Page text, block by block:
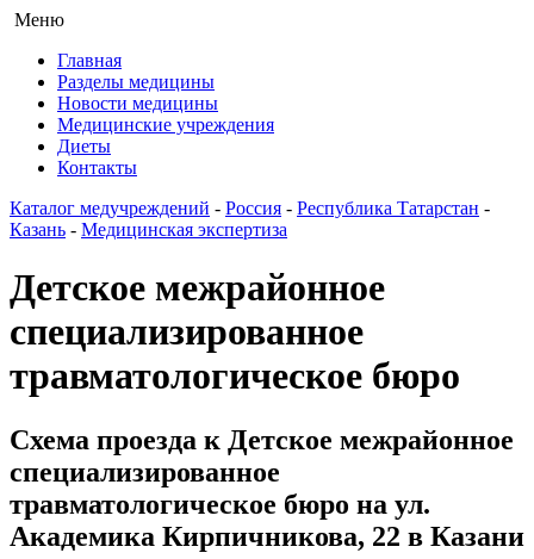
Меню
Главная
Разделы медицины
Новости медицины
Медицинские учреждения
Диеты
Контакты
Каталог медучреждений - Россия - Республика Татарстан -
Казань - Медицинская экспертиза
Детское межрайонное
специализированное
травматологическое бюро
Схема проезда к Детское межрайонное
специализированное
травматологическое бюро на ул.
Академика Кирпичникова, 22 в Казани